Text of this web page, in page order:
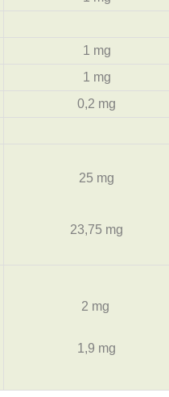
1 mg
1 mg
0,2 mg
25 mg
23,75 mg
2 mg
1,9 mg